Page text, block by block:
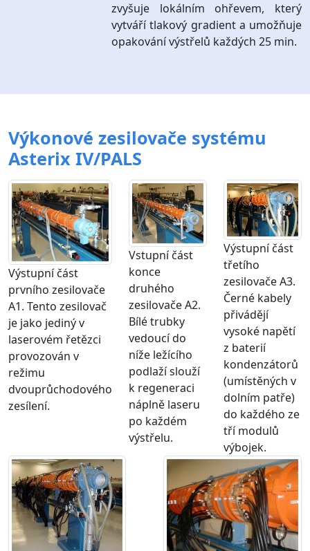
zvyšuje lokálním ohřevem, který
vytváří tlakový gradient a umožňuje
opakování výstřelů každých 25 min.
Výkonové zesilovače systému
Asterix IV/PALS
Výstupní část
prvního zesilovače
A1. Tento zesilovač
je jako jediný v
laserovém řetězci
provozován v
režimu
dvouprůchodového
zesílení.
Vstupní část
konce
druhého
zesilovače A2.
Bílé trubky
vedoucí do
níže ležícího
podlaží slouží
k regeneraci
náplně laseru
po každém
výstřelu.
Výstupní část
třetího
zesilovače A3.
Černé kabely
přivádějí
vysoké napětí
z baterií
kondenzátorů
(umístěných v
dolním patře)
do každého ze
tří modulů
výbojek.